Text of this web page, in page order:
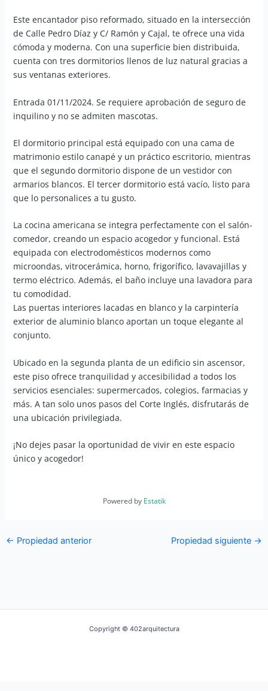
Este encantador piso reformado, situado en la intersección
de Calle Pedro Díaz y C/ Ramón y Cajal, te ofrece una vida
cómoda y moderna. Con una superficie bien distribuida,
cuenta con tres dormitorios llenos de luz natural gracias a
sus ventanas exteriores.
Entrada 01/11/2024. Se requiere aprobación de seguro de
inquilino y no se admiten mascotas.
El dormitorio principal está equipado con una cama de
matrimonio estilo canapé y un práctico escritorio, mientras
que el segundo dormitorio dispone de un vestidor con
armarios blancos. El tercer dormitorio está vacío, listo para
que lo personalices a tu gusto.
La cocina americana se integra perfectamente con el salón-
comedor, creando un espacio acogedor y funcional. Está
equipada con electrodomésticos modernos como
microondas, vitrocerámica, horno, frigorífico, lavavajillas y
termo eléctrico. Además, el baño incluye una lavadora para
tu comodidad.
Las puertas interiores lacadas en blanco y la carpintería
exterior de aluminio blanco aportan un toque elegante al
conjunto.
Ubicado en la segunda planta de un edificio sin ascensor,
este piso ofrece tranquilidad y accesibilidad a todos los
servicios esenciales: supermercados, colegios, farmacias y
más. A tan solo unos pasos del Corte Inglés, disfrutarás de
una ubicación privilegiada.
¡No dejes pasar la oportunidad de vivir en este espacio
único y acogedor!
Powered by Estatik
← Propiedad anterior Propiedad siguiente →
Copyright © 402arquitectura